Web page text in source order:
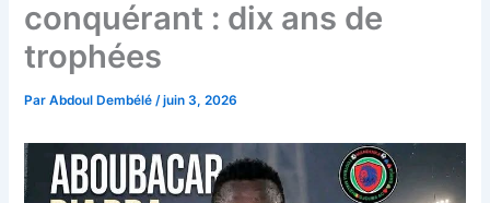
conquérant : dix ans de
trophées
ParAbdoul Dembélé/juin 3, 2026